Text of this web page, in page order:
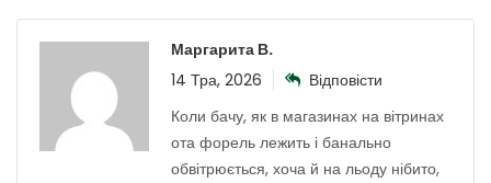
Маргарита В.
14 Тра, 2026
Відповісти
Коли бачу, як в магазинах на вітринах
ота форель лежить і банально
обвітрюється, хоча й на льоду нібито,